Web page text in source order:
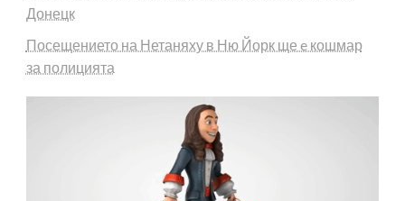
Донецк
Посещението на Нетаняху в Ню Йорк ще e кошмар
за полицията